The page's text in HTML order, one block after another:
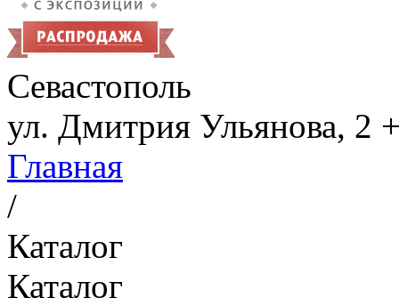
Севастополь
ул. Дмитрия Ульянова, 2
Главная
/
Каталог
Каталог